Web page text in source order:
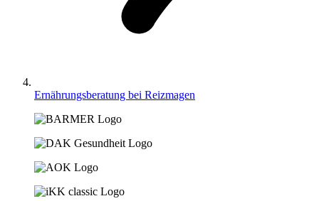
Ernährungsberatung bei Reizmagen